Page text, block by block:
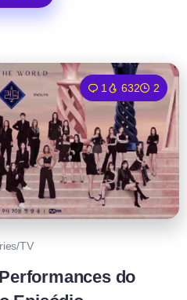
1 632 2
TV
do